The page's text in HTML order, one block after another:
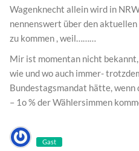
Wagenknecht allein wird in
nennenswert über den
zu kommen , weil………
Mir ist momentan nicht
wie und wo auch immer-
Bundestagsmandat hätte, wenn
– 1o % der Wählersimmen
Gast